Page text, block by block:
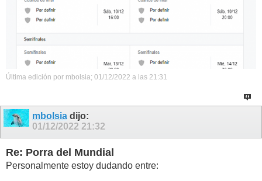
Última edición por mbolsia; 01/12/2022 a las 21:31
mbolsia dijo:
01/12/2022 21:32
Re: Porra del Mundial
Personalmente estoy dudando entre: